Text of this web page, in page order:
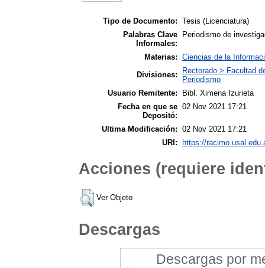
Tipo de Documento: Tesis (Licenciatura)
Palabras Clave
Informales:
Periodismo de
Materias: Ciencias de la
Divisiones:
Rectorado > Facultad
Periodismo
Usuario Remitente:
Bibl. Ximena Izurieta
Fecha en que se
Depositó:
02 Nov 2021 17:21
Ultima Modificación: 02 Nov 2021 17:21
URI:
https://
Acciones (requiere
Ver Objeto
Descargas
Descargas por